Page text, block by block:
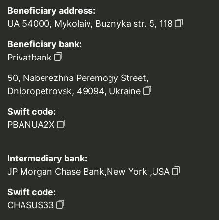
Beneficiary address:
UA 54000, Mykolaiv, Buznyka str. 5, 118
Beneficiary bank:
Privatbank
50, Naberezhna Peremogy Street,
Dnipropetrovsk, 49094, Ukraine
Swift code:
PBANUA2X
Intermediary bank:
JP Morgan Chase Bank,New York ,USA
Swift code:
CHASUS33